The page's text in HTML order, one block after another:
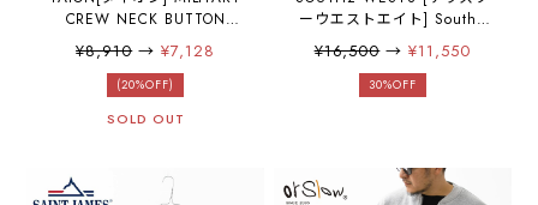
CREW NECK BUTTON
DOWN VEST [001ALSZML-
1] ミリタリー クルーネック
ボタン ダウンベスト・ダウ
ルーネック・収納袋付き・
[2025AW]
¥8,910→¥7,128
(20%OFF)
SOLD OUT
ーウエストエイト] South2
West8 x TAION Inner Down
Vest [RW697] インナーダウ
ンベスト・コラボウェア
MEN'S [2025AW]
¥16,500→¥11,550
30%OFF